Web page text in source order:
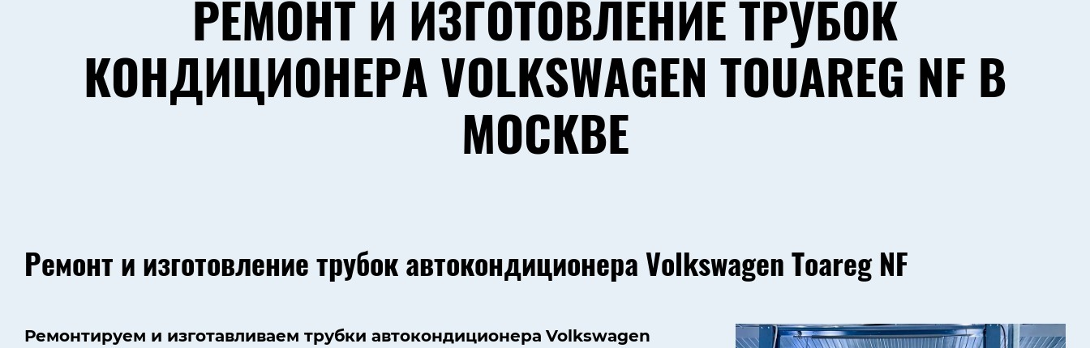
РЕМОНТ И ИЗГОТОВЛЕНИЕ ТРУБОК
КОНДИЦИОНЕРА VOLKSWAGEN TOUAREG NF В
МОСКВЕ
Ремонт и изготовление трубок автокондиционера Volkswagen Toareg NF
Ремонтируем и изготавливаем трубки автокондиционера Volkswagen